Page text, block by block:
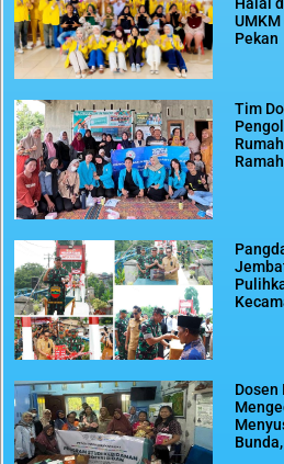
Halal
Pekan
Tim